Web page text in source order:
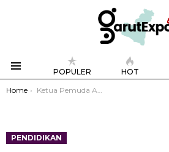
POPULER HOT
You are here:
Home Ketua Pemuda Akhir Zaman Murka: Indosiar Dituding Lecehkan Kalimat Tauhid, KPI & MUI Diminta Turun Tangan
PENDIDIKAN